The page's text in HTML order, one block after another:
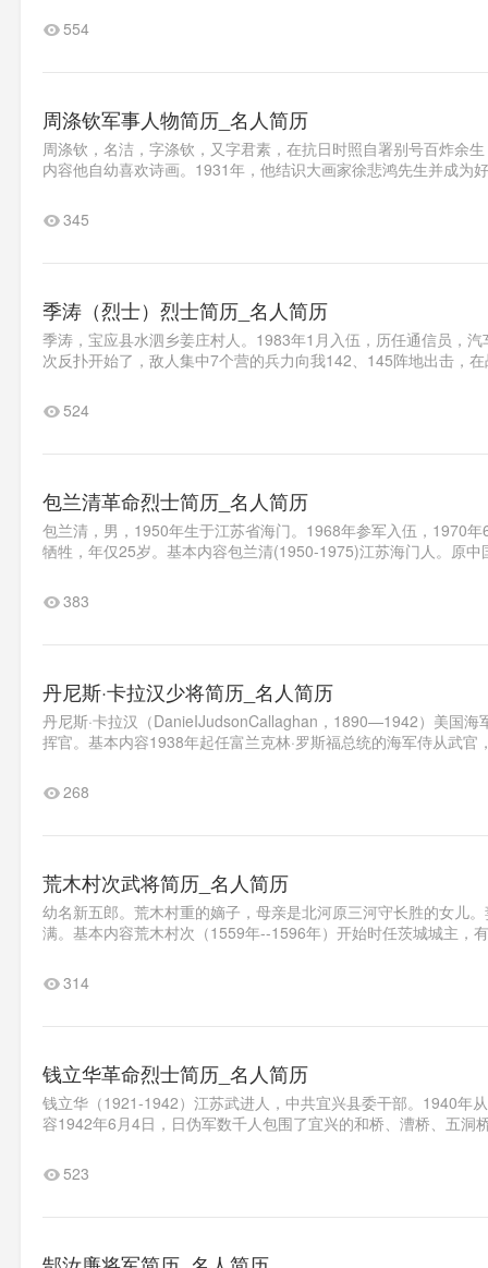
554
周涤钦军事人物简历_名人简历
周涤钦，名洁，字涤钦，又字君素，在抗日时照自署别号百炸余
内容他自幼喜欢诗画。1931年，他结识大画家徐悲鸿先生并成为
345
季涛（烈士）烈士简历_名人简历
季涛，宝应县水泗乡姜庄村人。1983年1月入伍，历任通信员，
次反扑开始了，敌人集中7个营的兵力向我142、145阵地出击，
524
包兰清革命烈士简历_名人简历
包兰清，男，1950年生于江苏省海门。1968年参军入伍，1970
牺牲，年仅25岁。基本内容包兰清(1950-1975)江苏海门人。原
383
丹尼斯·卡拉汉少将简历_名人简历
丹尼斯·卡拉汉（DanieIJudsonCallaghan，1890—1942）美国
挥官。基本内容1938年起任富兰克林·罗斯福总统的海军侍从武
268
荒木村次武将简历_名人简历
幼名新五郎。荒木村重的嫡子，母亲是北河原三河守长胜的女儿
满。基本内容荒木村次（1559年--1596年）开始时任茨城城主，
314
钱立华革命烈士简历_名人简历
钱立华（1921-1942）江苏武进人，中共宜兴县委干部。1940年
容1942年6月4日，日伪军数千人包围了宜兴的和桥、漕桥、五洞
523